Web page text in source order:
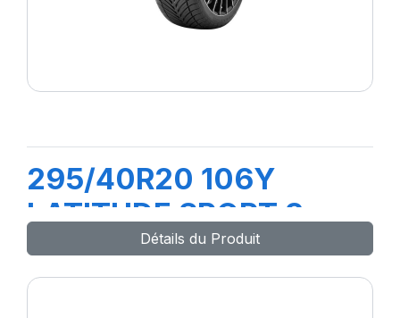
295/40R20 106Y
LATITUDE SPORT 3
(N0)
Détails du Produit